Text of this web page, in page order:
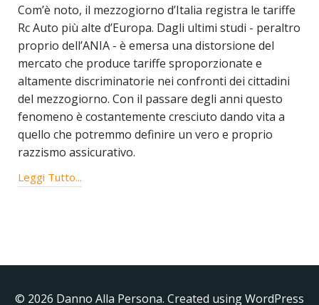
Com’è noto, il mezzogiorno d’Italia registra le tariffe
Rc Auto più alte d’Europa. Dagli ultimi studi - peraltro
proprio dell’ANIA - è emersa una distorsione del
mercato che produce tariffe sproporzionate e
altamente discriminatorie nei confronti dei cittadini
del mezzogiorno. Con il passare degli anni questo
fenomeno è costantemente cresciuto dando vita a
quello che potremmo definire un vero e proprio
razzismo assicurativo.
Leggi Tutto...
© 2026 Danno Alla Persona. Created using WordPress